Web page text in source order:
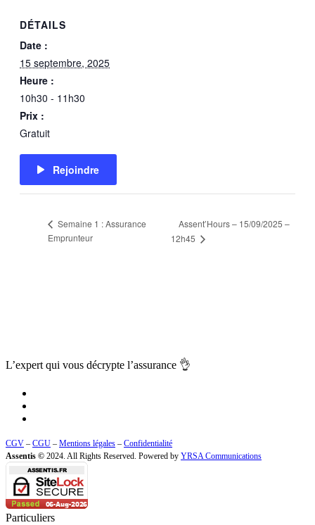
DÉTAILS
Date :
15 septembre, 2025
Heure :
10h30 - 11h30
Prix :
Gratuit
Rejoindre
Semaine 1 : Assurance
Emprunteur
Assent’Hours – 15/09/2025 –
12h45
L’expert qui vous décrypte l’assurance 👌
CGV – CGU – Mentions légales – Confidentialité
Assentis © 2024. All Rights Reserved. Powered by YRSA Communications
Particuliers